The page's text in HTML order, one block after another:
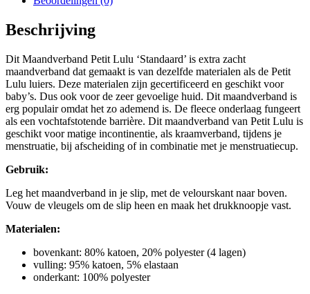
Beschrijving
Dit Maandverband Petit Lulu ‘Standaard’ is extra zacht
maandverband dat gemaakt is van dezelfde materialen als de Petit
Lulu luiers. Deze materialen zijn gecertificeerd en geschikt voor
baby’s. Dus ook voor de zeer gevoelige huid. Dit maandverband is
erg populair omdat het zo ademend is. De fleece onderlaag fungeert
als een vochtafstotende barrière. Dit maandverband van Petit Lulu is
geschikt voor matige incontinentie, als kraamverband, tijdens je
menstruatie, bij afscheiding of in combinatie met je menstruatiecup.
Gebruik:
Leg het maandverband in je slip, met de velourskant naar boven.
Vouw de vleugels om de slip heen en maak het drukknoopje vast.
Materialen:
bovenkant: 80% katoen, 20% polyester (4 lagen)
vulling: 95% katoen, 5% elastaan
onderkant: 100% polyester